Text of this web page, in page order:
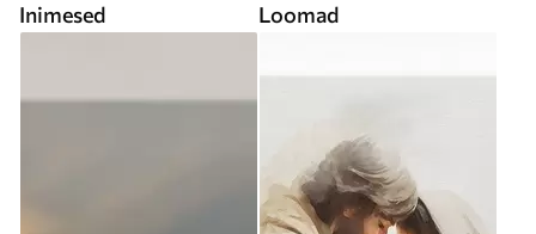
Inimesed Loomad